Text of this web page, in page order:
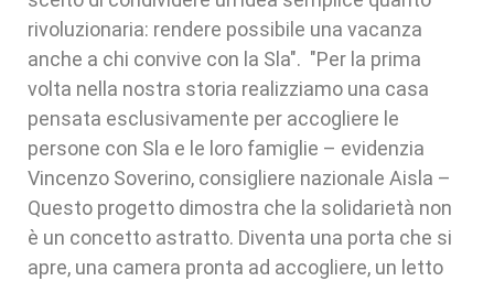
rivoluzionaria: rendere possibile una vacanza
anche a chi convive con la Sla". "Per la prima
volta nella nostra storia realizziamo una casa
pensata esclusivamente per accogliere le
persone con Sla e le loro famiglie – evidenzia
Vincenzo Soverino, consigliere nazionale Aisla –
Questo progetto dimostra che la solidarietà non
è un concetto astratto. Diventa una porta che si
apre, una camera pronta ad accogliere, un letto